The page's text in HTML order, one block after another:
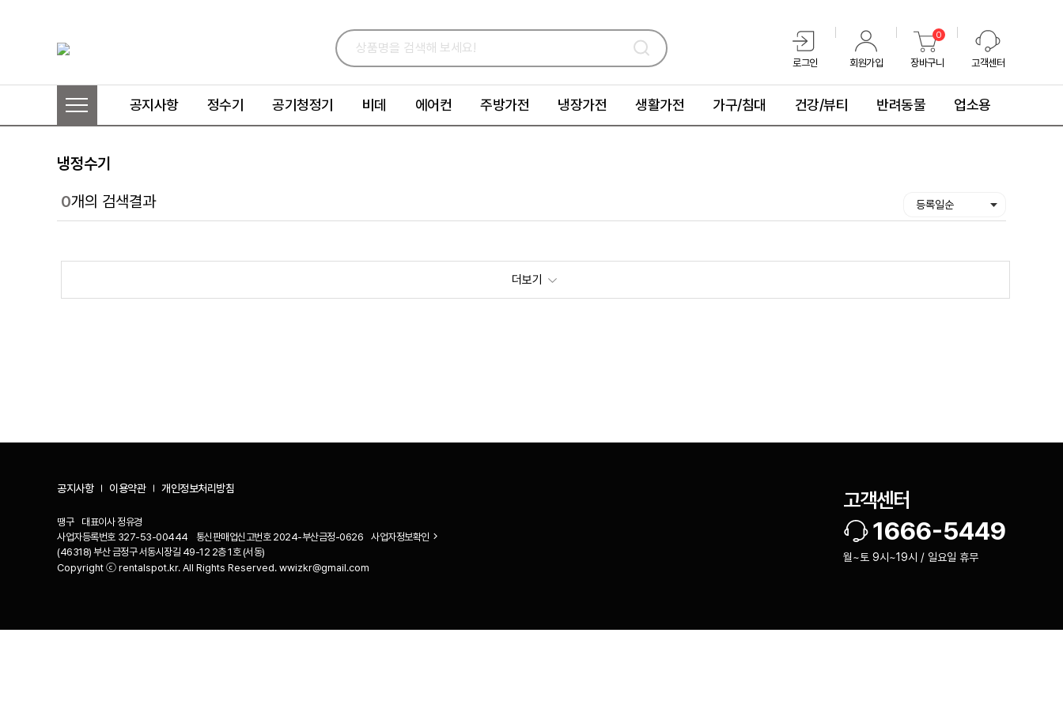
로그인 회원가입
0
장바구니 고객센터
공지사항 정수기 공기청정기 비데 에어컨 주방가전 냉장가전 생활가전 가구/침대 건강/뷰티 반려동물 업소용
냉정수기
0개의 검색결과 등록일순
더보기
공지사항 이용약관 개인정보처리방침
땡구 대표이사 정유경
사업자등록번호 327-53-00444 통신판매업신고번호 2024-부산금정-0626
사업자정보확인
(46318) 부산 금정구 서동시장길 49-12 2층 1호 (서동)
Copyright ⓒ rentalspot.kr. All Rights Reserved. wwizkr@gmail.com
고객센터
1666-5449
월~토 9시~19시 / 일요일 휴무